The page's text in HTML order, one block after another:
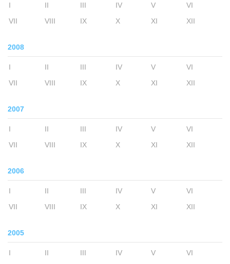
I II III IV V
VI
VII
VIII IX X XI XII
2008
I II III IV V
VI
VII
VIII IX X XI XII
2007
I II III IV V
VI
VII
VIII IX X XI XII
2006
I II III IV V
VI
VII
VIII IX X XI XII
2005
I II III IV V
VI